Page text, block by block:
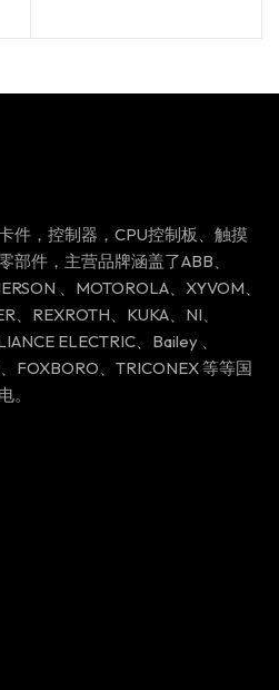
件，控制器，CPU控制板、触摸
部件，主营品牌涵盖了ABB、
、MOTOROLA、XYVOM、
、REXROTH、KUKA、NI、
ELECTRIC、Bailey 、
FOXBORO、TRICONEX 等等国
。